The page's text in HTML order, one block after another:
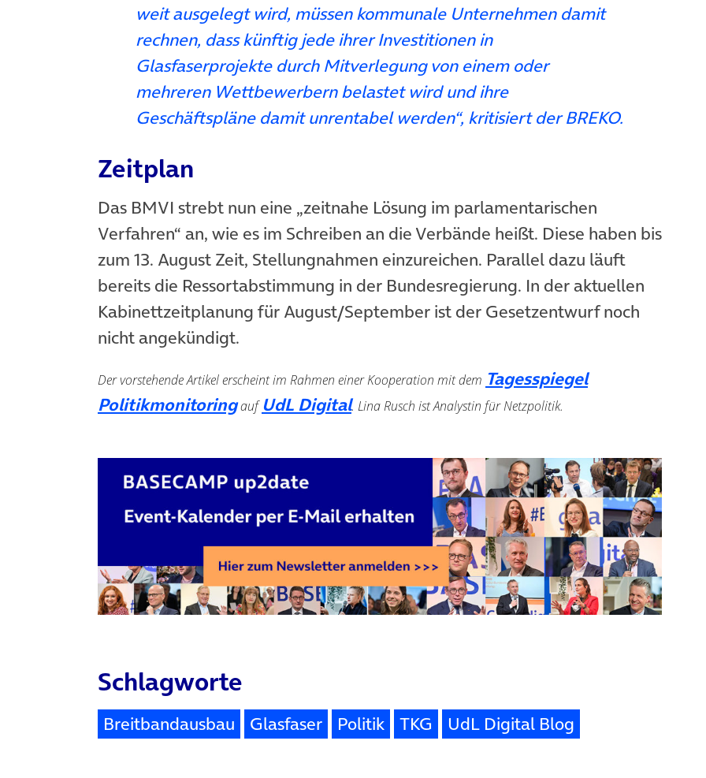
weit ausgelegt wird, müssen kommunale Unternehmen damit
rechnen, dass künftig jede ihrer Investitionen in
Glasfaserprojekte durch Mitverlegung von einem oder
mehreren Wettbewerbern belastet wird und ihre
Geschäftspläne damit unrentabel werden“, kritisiert der BREKO.
Zeitplan
Das BMVI strebt nun eine „zeitnahe Lösung im parlamentarischen
Verfahren“ an, wie es im Schreiben an die Verbände heißt. Diese haben bis
zum 13. August Zeit, Stellungnahmen einzureichen. Parallel dazu läuft
bereits die Ressortabstimmung in der Bundesregierung. In der aktuellen
Kabinettzeitplanung für August/September ist der Gesetzentwurf noch
nicht angekündigt.
Der vorstehende Artikel erscheint im Rahmen einer Kooperation mit dem Tagesspiegel
Politikmonitoring(öffnet in neuem Tab)
auf UdL Digital(öffnet in neuem Tab)
. Lina Rusch ist Analystin für Netzpolitik.
Schlagworte
Breitbandausbau Glasfaser Politik TKG UdL Digital Blog